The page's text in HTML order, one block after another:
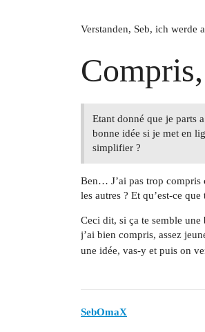
Verstanden, Seb, ich werde
Etant donné que je parts
bonne idée si je met en
simplifier ?
Ben… J’ai pas trop compris
les autres ? Et qu’est-ce
Ceci dit, si ça te semble
j’ai bien compris, assez
une idée, vas-y et puis on
SebOmaX